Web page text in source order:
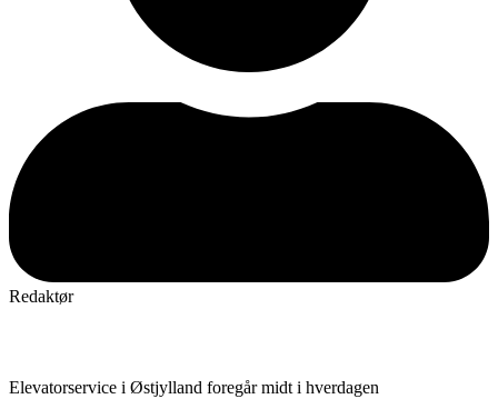
Redaktør
Elevatorservice i Østjylland foregår midt i hverdagen